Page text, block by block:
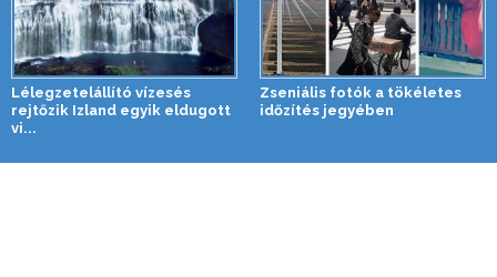
Lélegzetelállító vízesés
rejtőzik Izland egyik eldugott
vi...
Zseniális fotók a tökéletes
időzítés jegyében